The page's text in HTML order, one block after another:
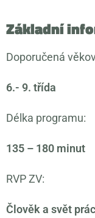
Základní
Doporučená
6.- 9. třída
Délka programu:
135 – 180 minut
RVP ZV:
Člověk a svět